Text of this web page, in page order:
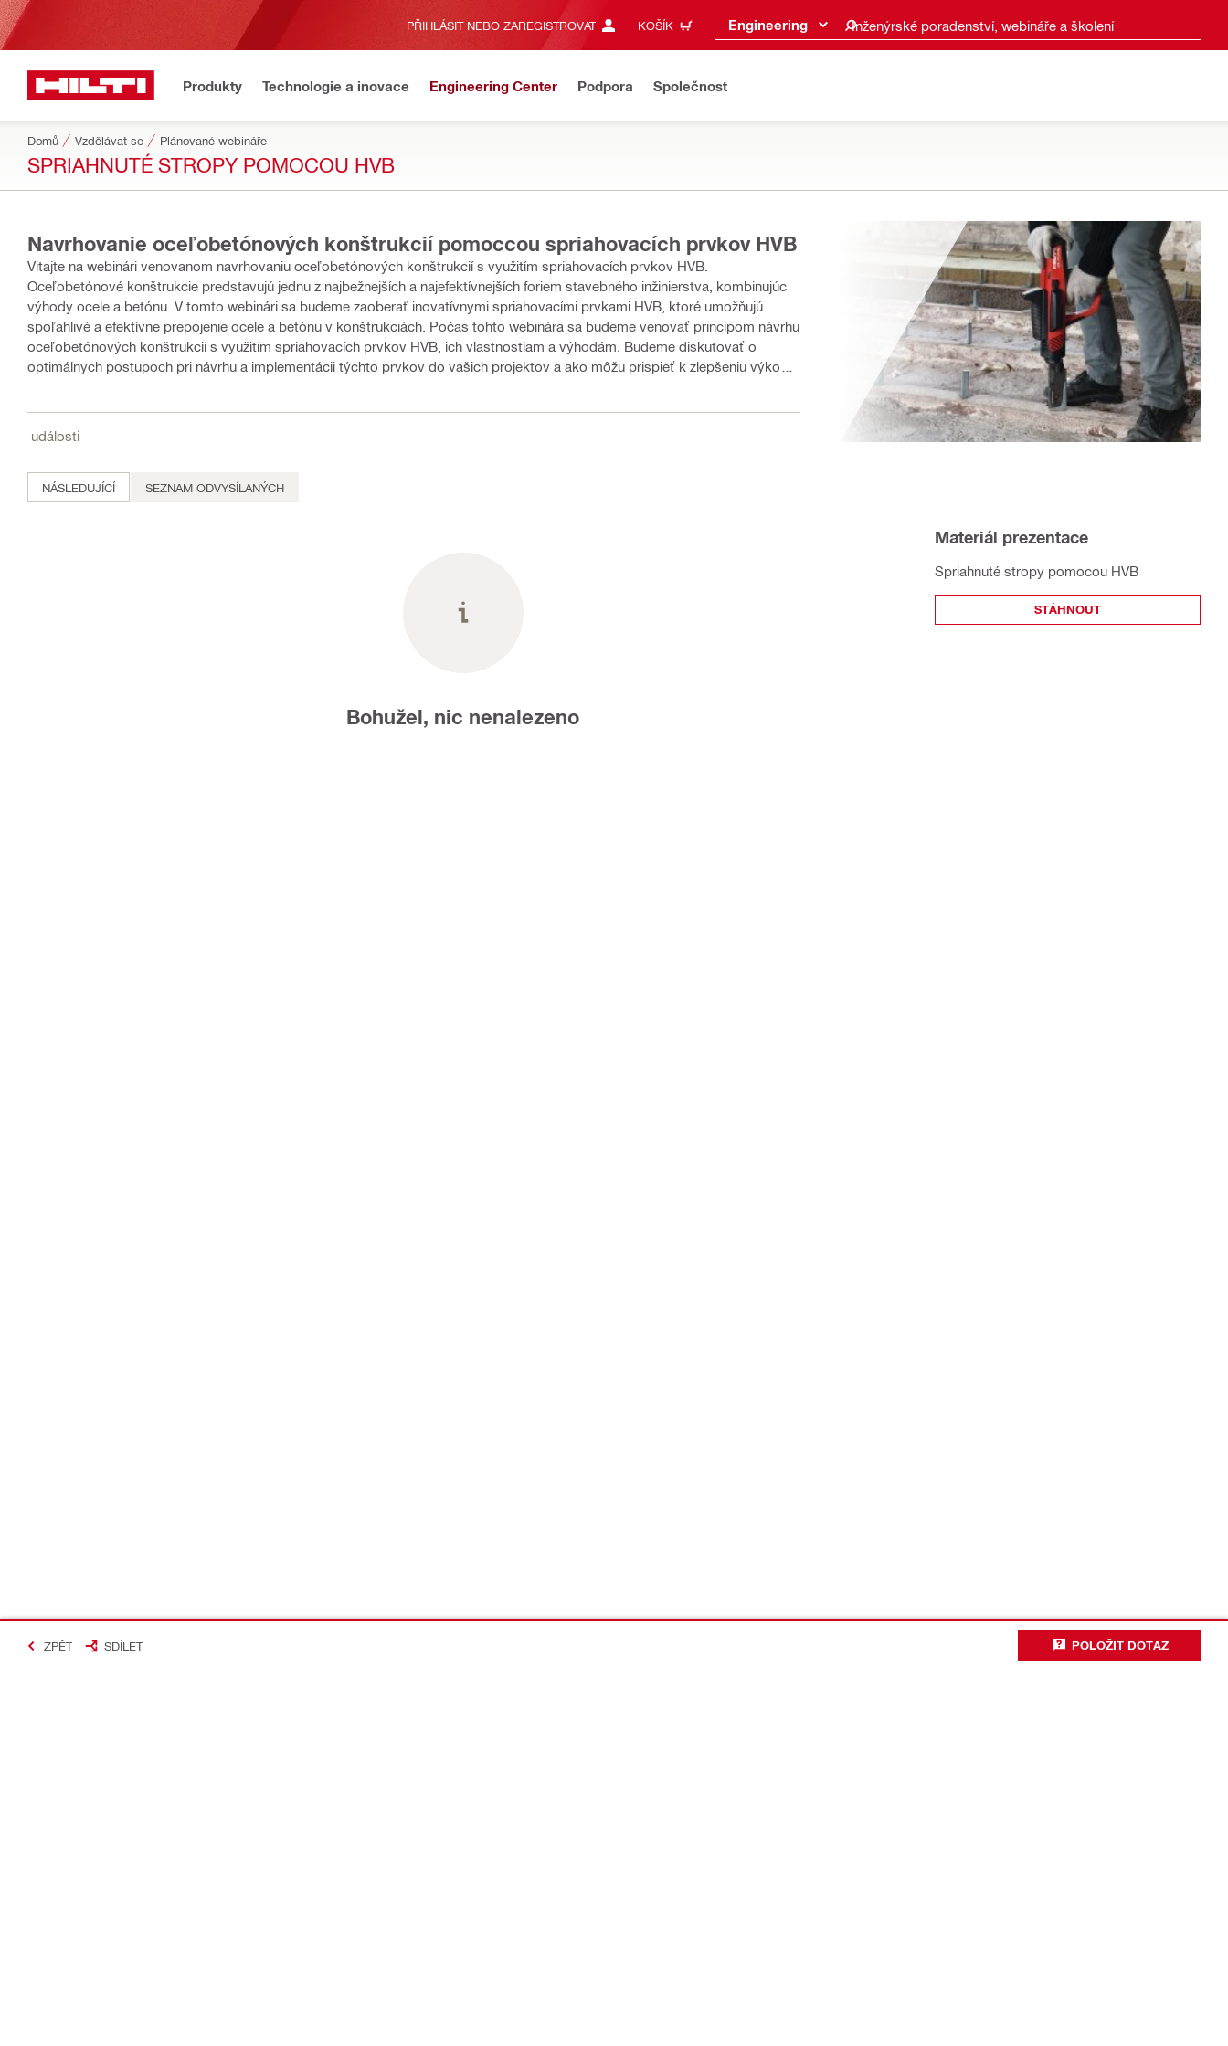
PŘIHLÁSIT NEBO ZAREGISTROVAT KOŠÍK Engineering Inženýrské poradenství, webináře a školení
Produkty Technologie a inovace Engineering Center Podpora Společnost
Domů Vzdělávat se Plánované webináře
SPRIAHNUTÉ STROPY POMOCOU HVB
Navrhovanie oceľobetónových konštrukcií pomoccou spriahovacích prvkov HVB
Vitajte na webinári venovanom navrhovaniu oceľobetónových konštrukcií s využitím spriahovacích prvkov HVB.
Oceľobetónové konštrukcie predstavujú jednu z najbežnejších a najefektívnejších foriem stavebného inžinierstva, kombinujúc
výhody ocele a betónu. V tomto webinári sa budeme zaoberať inovatívnymi spriahovacími prvkami HVB, ktoré umožňujú
spoľahlivé a efektívne prepojenie ocele a betónu v konštrukciách. Počas tohto webinára sa budeme venovať princípom návrhu
oceľobetónových konštrukcií s využitím spriahovacích prvkov HVB, ich vlastnostiam a výhodám. Budeme diskutovať o
optimálnych postupoch pri návrhu a implementácii týchto prvkov do vašich projektov a ako môžu prispieť k zlepšeniu výkonu,
události
NÁSLEDUJÍCÍ SEZNAM ODVYSÍLANÝCH
Bohužel, nic nenalezeno
Materiál prezentace
Spriahnuté stropy pomocou HVB
STÁHNOUT
ZPĚT SDÍLET POLOŽIT DOTAZ